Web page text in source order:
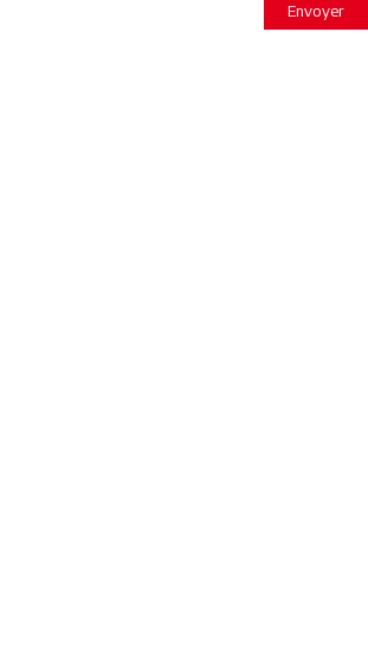
Envoyer